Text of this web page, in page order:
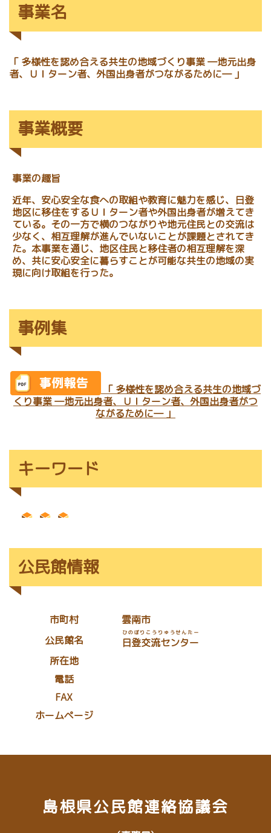
事業名
「 多様性を認め合える共生の地域づくり事業 ―地元出身
者、ＵＩターン者、外国出身者がつながるために― 」
事業概要
事業の趣旨
近年、安心安全な食への取組や教育に魅力を感じ、日登
地区に移住をするＵＩターン者や外国出身者が増えてき
ている。その一方で横のつながりや地元住民との交流は
少なく、相互理解が進んでいないことが課題とされてき
た。本事業を通じ、地区住民と移住者の相互理解を深
め、共に安心安全に暮らすことが可能な共生の地域の実
現に向け取組を行った。
事例集
「 多様性を認め合える共生の地域づ
くり事業 ―地元出身者、ＵＩターン者、外国出身者がつ
ながるために― 」
キーワード
公民館情報
市町村
雲南市
公民館名
日登交流センター
ひのぼりこうりゅうせんたー
所在地
電話
FAX
ホームページ
島根県公民館連絡協議会